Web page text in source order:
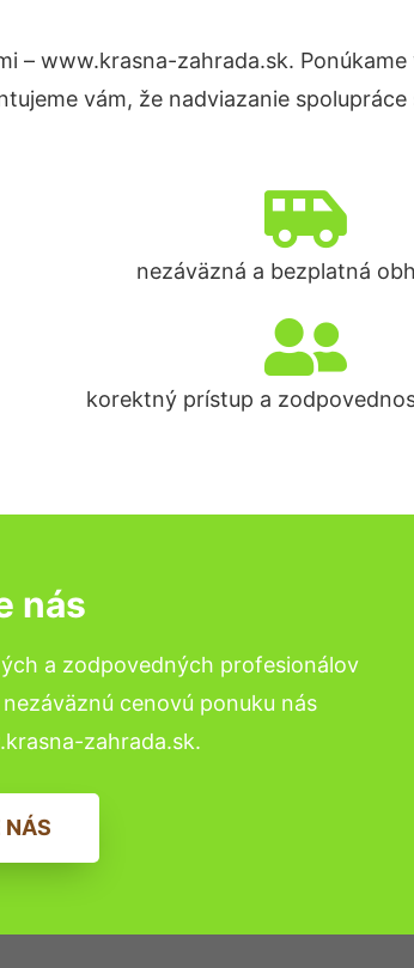
– www.krasna-zahrada.sk.
vám, že nadviazanie
nezáväzná a bezplatná
korektný prístup a
nás
a zodpovedných profesionálov
cenovú ponuku nás
zahrada.sk.
NÁS